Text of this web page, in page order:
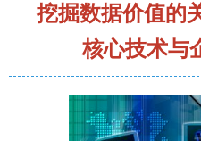
挖掘数据价值的
核心技术与